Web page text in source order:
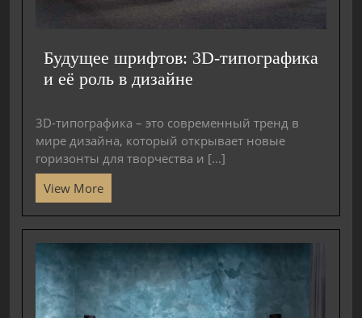
Будущее шрифтов: 3D-типографика
и её роль в дизайне
3D-типографика – это современный тренд в
мире дизайна, который открывает новые
горизонты для творчества и [...]
View More